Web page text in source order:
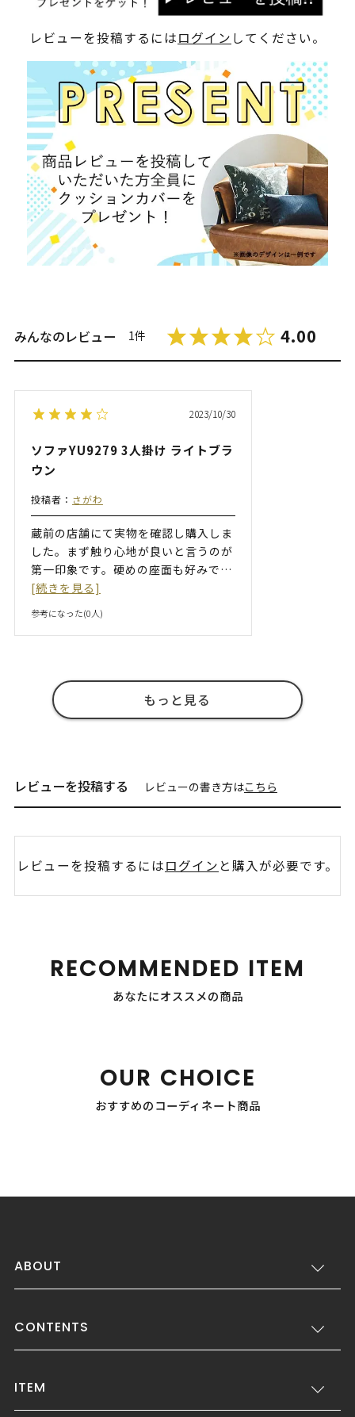
レビューを投稿するにはログイン してください。
みんなのレビュー 1件 4.00
2023/10/30
ソファYU9279 3人掛け ライトブラ
ウン
投稿者： さがわ
蔵前の店舗にて実物を確認し購入しま
した。まず触り心地が良いと言うのが
第一印象です。硬めの座面も好みで…
[続きを見る]
参考になった(0人)
もっと見る
レビューを投稿する レビューの書き方はこちら
レビューを投稿するにはログイン と購入が必要です。
RECOMMENDED ITEM
あなたにオススメの商品
OUR CHOICE
おすすめのコーディネート商品
ABOUT
CONTENTS
ITEM